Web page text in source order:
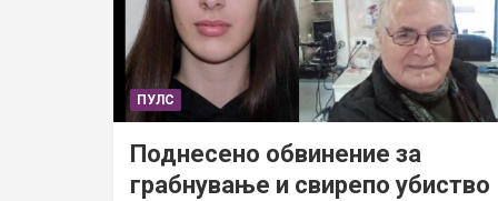
ПУЛС
Поднесено обвинение за
грабнување и свирепо убиство